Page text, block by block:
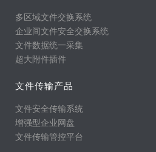
多区域文件交换系统
企业间文件安全交换系统
文件数据统一采集
超大附件插件
文件传输产品
文件安全传输系统
增强型企业网盘
文件传输管控平台